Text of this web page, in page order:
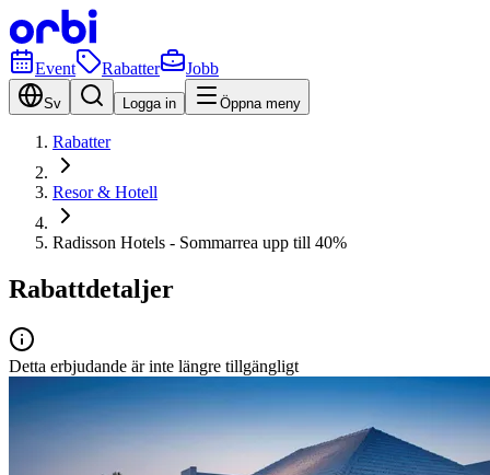
Event Rabatter Jobb
Sv Logga in Öppna meny
Rabatter
Resor & Hotell
Radisson Hotels - Sommarrea upp till 40%
Rabattdetaljer
Detta erbjudande är inte längre tillgängligt